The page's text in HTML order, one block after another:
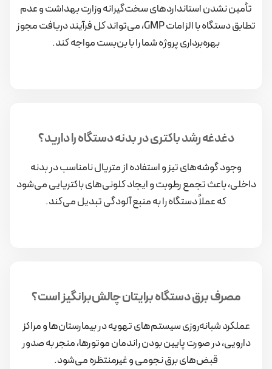
تأمین نشدن استانداردهای سخت‌گیرانه وزارت بهداشت و عدم
تطابق دستگاه با الزامات GMP، می‌تواند کل فرآیند دریافت مجوز
بهره‌برداری پروژه شما را با بن‌بست مواجه کند.
دغدغه رشد باکتری در بدنه دستگاه را دارید؟
وجود گوشه‌های تیز و استفاده از متریال نامناسب در بدنه
داخلی، باعث تجمع رطوبت و ایجاد کلونی‌های باکتریایی می‌شود
که عملاً دستگاه را به منبع آلودگی تبدیل می‌کند.
مصرف برق دستگاه برایتان چالش‌برانگیز است؟
عملکرد شبانه‌روزی سیستم‌های تهویه در بیمارستان‌ها و مراکز
دارویی، در صورت پایین بودن راندمان موتورها، منجر به صدور
قبض‌های برق نجومی و غیرمنتظره می‌شود.